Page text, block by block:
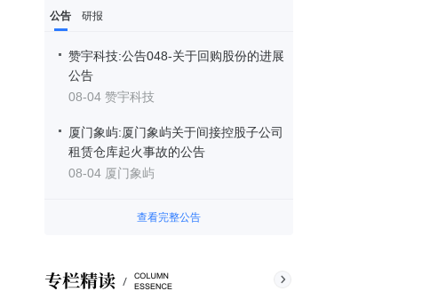
公告 研报
赞宇科技:公告048-关于回购股份的进展
公告
08-04 赞宇科技
厦门象屿:厦门象屿关于间接控股子公司
租赁仓库起火事故的公告
08-04 厦门象屿
查看完整公告